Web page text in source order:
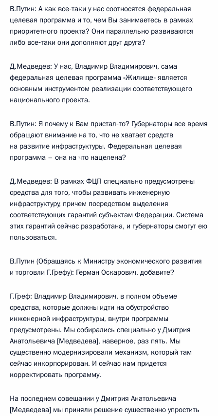
В.Путин: А как все‑таки у нас соотносятся федеральная
целевая программа и то, чем Вы занимаетесь в рамках
приоритетного проекта? Они параллельно развиваются
либо все‑таки они дополняют друг друга?
Д.Медведев: У нас, Владимир Владимирович, сама
федеральная целевая программа «Жилище» является
основным инструментом реализации соответствующего
национального проекта.
В.Путин: Я почему к Вам пристал‑то? Губернаторы все время
обращают внимание на то, что не хватает средств
на развитие инфраструктуры. Федеральная целевая
программа – она на что нацелена?
Д.Медведев: В рамках ФЦП специально предусмотрены
средства для того, чтобы развивать инженерную
инфраструктуру, причем посредством выделения
соответствующих гарантий субъектам Федерации. Система
этих гарантий сейчас разработана, и губернаторы смогут ею
пользоваться.
В.Путин (Обращаясь к Министру экономического развития
и торговли Г.Грефу): Герман Оскарович, добавите?
Г.Греф: Владимир Владимирович, в полном объеме
средства, которые должны идти на обустройство
инженерной инфраструктуры, внутри программы
предусмотрены. Мы собирались специально у Дмитрия
Анатольевича [Медведева], наверное, раз пять. Мы
существенно модернизировали механизм, который там
сейчас инкорпорирован. И сейчас нам придется
корректировать программу.
На последнем совещании у Дмитрия Анатольевича
[Медведева] мы приняли решение существенно упростить